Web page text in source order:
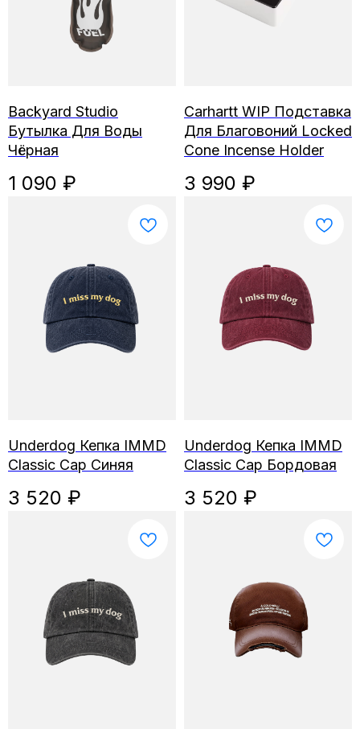
Backyard Studio
Бутылка Для Воды
Чёрная
1 090 ₽
Carhartt WIP Подставка
Для Благовоний Locked
Cone Incense Holder
3 990 ₽
Underdog Кепка IMMD
Classic Cap Синяя
3 520 ₽
Underdog Кепка IMMD
Classic Cap Бордовая
3 520 ₽